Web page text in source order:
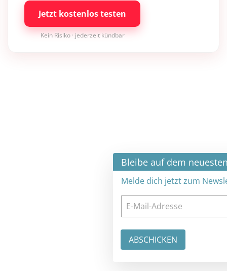
Jetzt kostenlos testen
Kein Risiko · jederzeit kündbar
Bleibe auf dem neuesten Stand ×
Melde dich jetzt zum Newsletter an: